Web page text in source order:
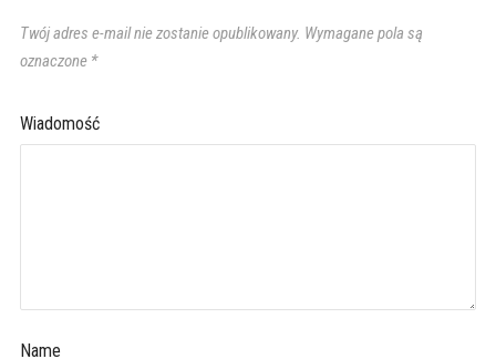
Twój adres e-mail nie zostanie opublikowany. Wymagane pola są
oznaczone *
Wiadomość
Name